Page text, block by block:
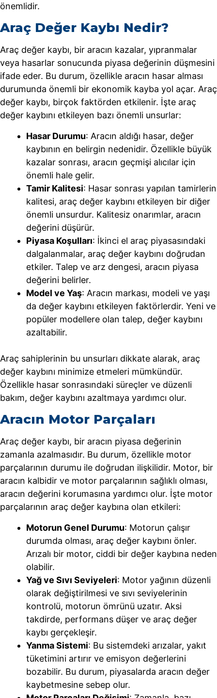
önemlidir.
Araç Değer Kaybı Nedir?
Araç değer kaybı, bir aracın kazalar, yıpranmalar
veya hasarlar sonucunda piyasa değerinin düşmesini
ifade eder. Bu durum, özellikle aracın hasar alması
durumunda önemli bir ekonomik kayba yol açar. Araç
değer kaybı, birçok faktörden etkilenir. İşte araç
değer kaybını etkileyen bazı önemli unsurlar:
Hasar Durumu: Aracın aldığı hasar, değer
kaybının en belirgin nedenidir. Özellikle büyük
kazalar sonrası, aracın geçmişi alıcılar için
önemli hale gelir.
Tamir Kalitesi: Hasar sonrası yapılan tamirlerin
kalitesi, araç değer kaybını etkileyen bir diğer
önemli unsurdur. Kalitesiz onarımlar, aracın
değerini düşürür.
Piyasa Koşulları: İkinci el araç piyasasındaki
dalgalanmalar, araç değer kaybını doğrudan
etkiler. Talep ve arz dengesi, aracın piyasa
değerini belirler.
Model ve Yaş: Aracın markası, modeli ve yaşı
da değer kaybını etkileyen faktörlerdir. Yeni ve
popüler modellere olan talep, değer kaybını
azaltabilir.
Araç sahiplerinin bu unsurları dikkate alarak, araç
değer kaybını minimize etmeleri mümkündür.
Özellikle hasar sonrasındaki süreçler ve düzenli
bakım, değer kaybını azaltmaya yardımcı olur.
Aracın Motor Parçaları
Araç değer kaybı, bir aracın piyasa değerinin
zamanla azalmasıdır. Bu durum, özellikle motor
parçalarının durumu ile doğrudan ilişkilidir. Motor, bir
aracın kalbidir ve motor parçalarının sağlıklı olması,
aracın değerini korumasına yardımcı olur. İşte motor
parçalarının araç değer kaybına olan etkileri:
Motorun Genel Durumu: Motorun çalışır
durumda olması, araç değer kaybını önler.
Arızalı bir motor, ciddi bir değer kaybına neden
olabilir.
Yağ ve Sıvı Seviyeleri: Motor yağının düzenli
olarak değiştirilmesi ve sıvı seviyelerinin
kontrolü, motorun ömrünü uzatır. Aksi
takdirde, performans düşer ve araç değer
kaybı gerçekleşir.
Yanma Sistemi: Bu sistemdeki arızalar, yakıt
tüketimini artırır ve emisyon değerlerini
bozabilir. Bu durum, piyasalarda aracın değer
kaybetmesine sebep olur.